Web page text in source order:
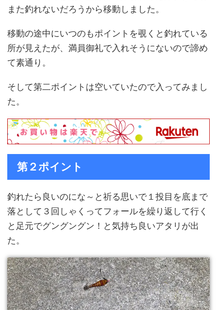
また釣れないだろうから移動しました。
移動の途中にいつのもポイントを覗くと釣れている
所が見えたが、満員御礼で入れそうにないので諦め
て素通り。
そして第二ポイントは空いていたので入ってみまし
た。
第２ポイント
釣れたら良いのにな～と祈る思いで１投目を底まで
落として３回しゃくってフォールを繰り返して行く
と足元でグングングン！と気持ち良いアタリが出
た。